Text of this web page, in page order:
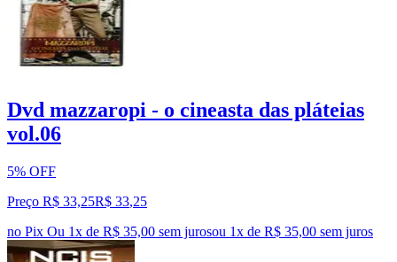
Dvd mazzaropi - o cineasta das pláteias
vol.06
5% OFF
Preço R$ 33,25R$ 33,25
no Pix Ou 1x de R$ 35,00 sem jurosou 1x de R$ 35,00 sem juros